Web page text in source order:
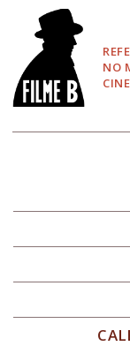
NO